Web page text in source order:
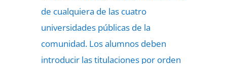
de cualquiera de las cuatro
universidades públicas de la
comunidad. Los alumnos deben
introducir las titulaciones por orden